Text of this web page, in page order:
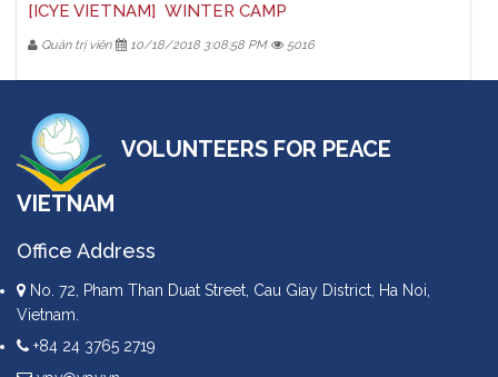
[ICYE VIETNAM] WINTER CAMP
Quản trị viên 10/18/2018 3:08:58 PM 5016
VOLUNTEERS FOR PEACE
VIETNAM
Office Address
No. 72, Pham Than Duat Street, Cau Giay District, Ha Noi,
Vietnam.
+84 24 3765 2719